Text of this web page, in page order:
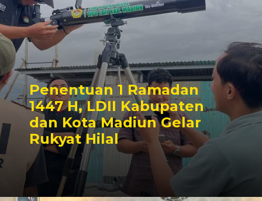
Penentuan 1 Ramadan
1447 H, LDII Kabupaten
dan Kota Madiun Gelar
Rukyat Hilal